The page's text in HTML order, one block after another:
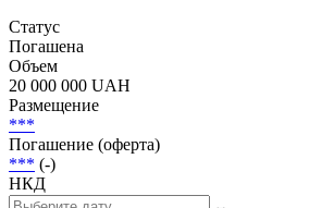
Статус
Погашена
Объем
20 000 000 UAH
Размещение
***
Погашение (оферта)
*** (-)
НКД